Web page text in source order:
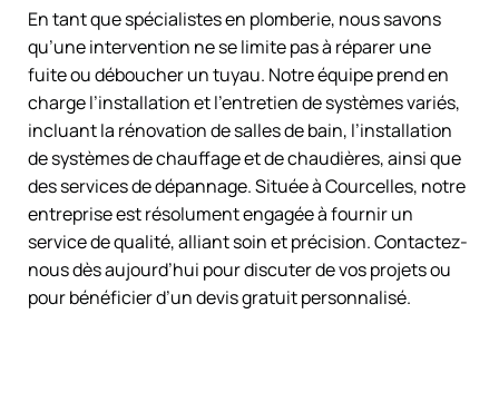
En tant que spécialistes en plomberie, nous savons
qu’une intervention ne se limite pas à réparer une
fuite ou déboucher un tuyau. Notre équipe prend en
charge l’installation et l’entretien de systèmes variés,
incluant la rénovation de salles de bain, l’installation
de systèmes de chauffage et de chaudières, ainsi que
des services de dépannage. Située à Courcelles, notre
entreprise est résolument engagée à fournir un
service de qualité, alliant soin et précision. Contactez-
nous dès aujourd’hui pour discuter de vos projets ou
pour bénéficier d’un devis gratuit personnalisé.